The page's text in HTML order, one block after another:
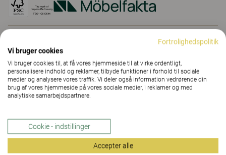
Materialer
Downloads (6)
Charlie
Fortrolighedspolitik
Vi bruger cookies
Vi bruger cookies til, at få vores hjemmeside til at virke ordentligt,
personalisere indhold og reklamer, tilbyde funktioner i forhold til sociale
medier og analysere vores traffik. Vi deler også information vedrørende din
brug af vores hjemmeside på vores sociale medier, i reklamer og med
analytiske samarbejdspartnere.
Cookie - indstillinger
Accepter alle